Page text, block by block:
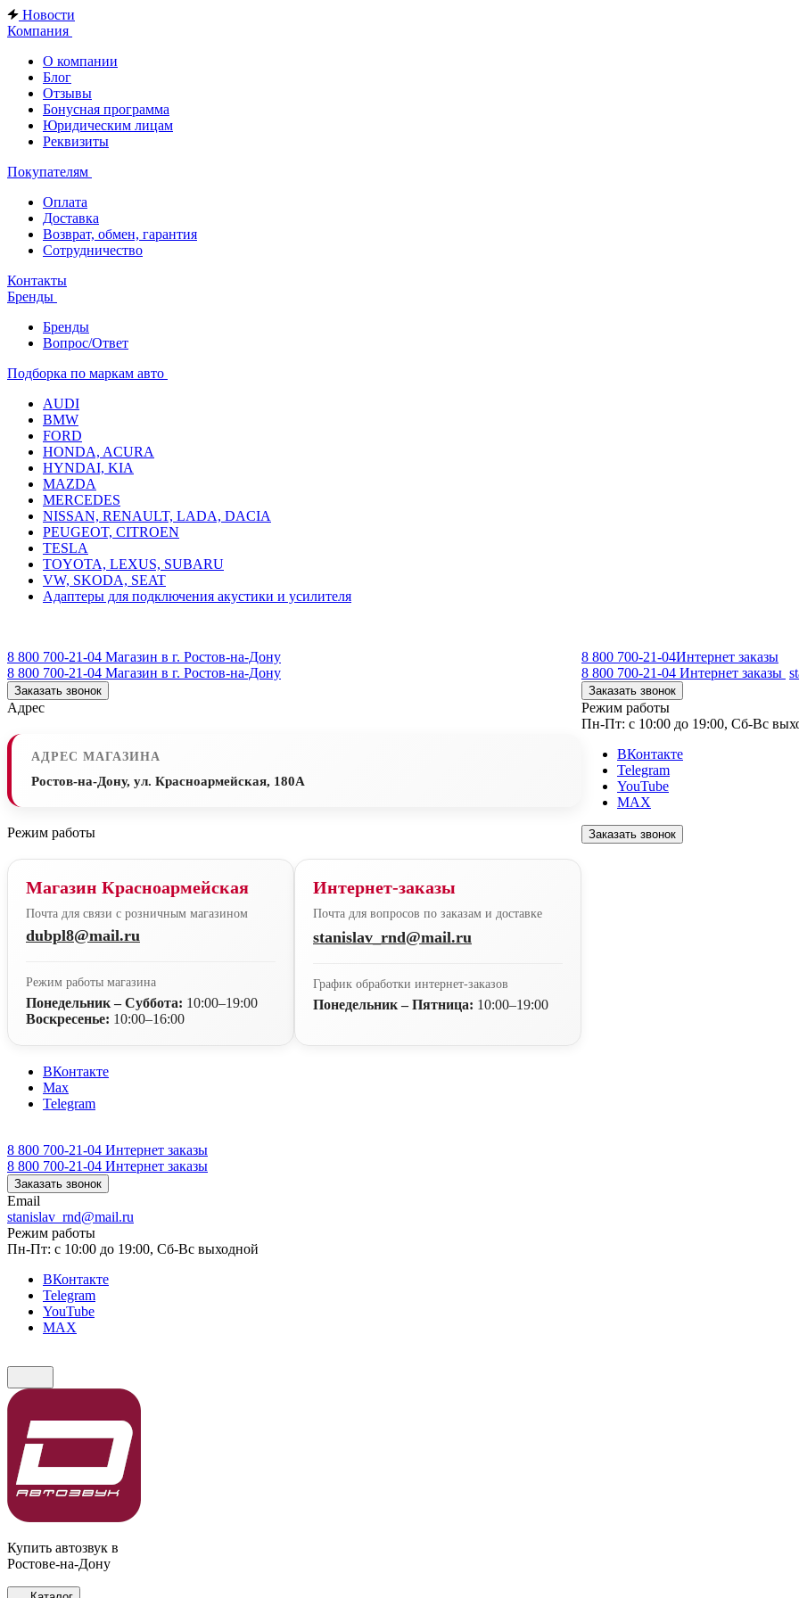
Новости
Компания
О компании
Блог
Отзывы
Бонусная программа
Юридическим лицам
Реквизиты
Покупателям
Оплата
Доставка
Возврат, обмен, гарантия
Сотрудничество
Контакты
Бренды
Бренды
Вопрос/Ответ
Подборка по маркам авто
AUDI
BMW
FORD
HONDA, ACURA
HYNDAI, KIA
MAZDA
MERCEDES
NISSAN, RENAULT, LADA, DACIA
PEUGEOT, CITROEN
TESLA
TOYOTA, LEXUS, SUBARU
VW, SKODA, SEAT
Адаптеры для подключения акустики и усилителя
8 800 700-21-04 Магазин в г. Ростов-на-Дону
8 800 700-21-04 Магазин в г. Ростов-на-Дону
Заказать звонок
Адрес
АДРЕС МАГАЗИНА
Ростов-на-Дону, ул. Красноармейская, 180А
Режим работы
Магазин Красноармейская
Почта для связи с розничным магазином
dubpl8@mail.ru
Режим работы магазина
Понедельник – Суббота: 10:00–19:00
Воскресенье: 10:00–16:00
Интернет-заказы
Почта для вопросов по заказам и доставке
stanislav_rnd@mail.ru
График обработки интернет-заказов
Понедельник – Пятница: 10:00–19:00
ВКонтакте
Max
Telegram
8 800 700-21-04 Интернет заказы
8 800 700-21-04 Интернет заказы
Заказать звонок
Email
stanislav_rnd@mail.ru
Режим работы
Пн-Пт: с 10:00 до 19:00, Сб-Вс выходной
ВКонтакте
Telegram
YouTube
MAX
8 800 700-21-04Интернет заказы
8 800 700-21-04 Интернет заказы
Заказать звонок
Режим работы
Пн-Пт: с 10:00 до 19:00, Сб-Вс
ВКонтакте
Telegram
YouTube
MAX
Заказать звонок
Купить автозвук в
Ростове-на-Дону